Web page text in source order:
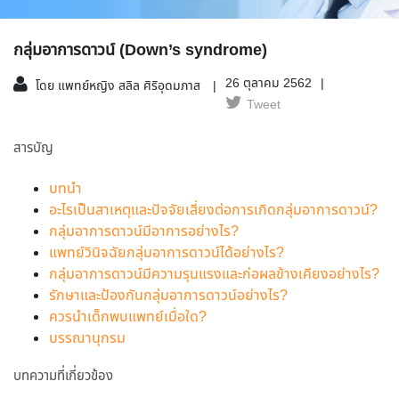
กลุ่มอาการดาวน์ (Down’s syndrome)
โดย แพทย์หญิง สลิล ศิริอุดมภาส
26 ตุลาคม 2562
Tweet
สารบัญ
บทนำ
อะไรเป็นสาเหตุและปัจจัยเสี่ยงต่อการเกิดกลุ่มอาการดาวน์?
กลุ่มอาการดาวน์มีอาการอย่างไร?
แพทย์วินิจฉัยกลุ่มอาการดาวน์ได้อย่างไร?
กลุ่มอาการดาวน์มีความรุนแรงและก่อผลข้างเคียงอย่างไร?
รักษาและป้องกันกลุ่มอาการดาวน์อย่างไร?
ควรนำเด็กพบแพทย์เมื่อใด?
บรรณานุกรม
บทความที่เกี่ยวข้อง